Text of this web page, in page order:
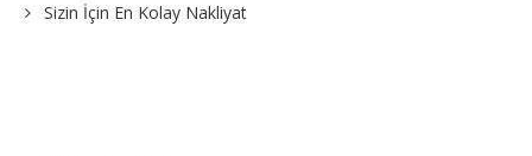
Sizin İçin En Kolay Nakliyat